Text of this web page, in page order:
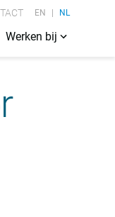
EN NL
Werken bij